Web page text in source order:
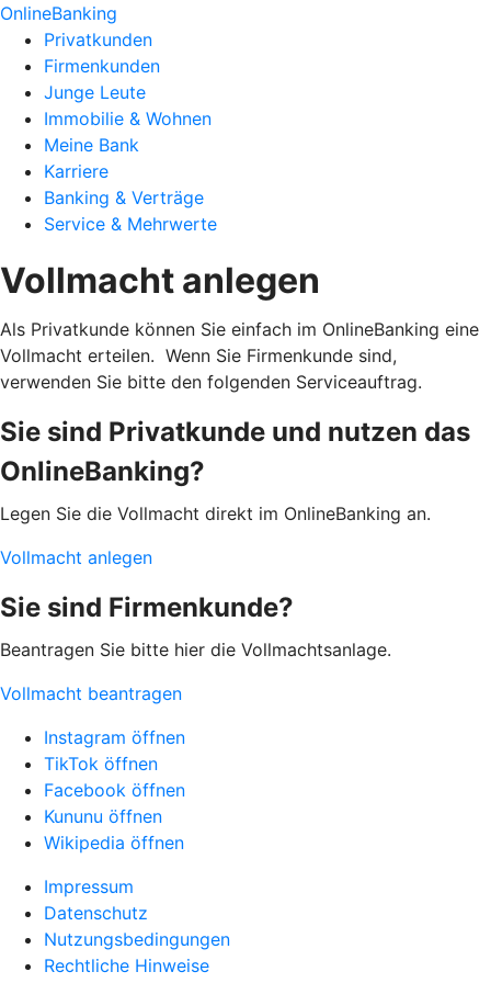
OnlineBanking
Privatkunden
Firmenkunden
Junge Leute
Immobilie & Wohnen
Meine Bank
Karriere
Banking & Verträge
Service & Mehrwerte
Vollmacht anlegen
Als Privatkunde können Sie einfach im OnlineBanking eine
Vollmacht erteilen. Wenn Sie Firmenkunde sind,
verwenden Sie bitte den folgenden Serviceauftrag.
Sie sind Privatkunde und nutzen das
OnlineBanking?
Legen Sie die Vollmacht direkt im OnlineBanking an.
Vollmacht anlegen
Sie sind Firmenkunde?
Beantragen Sie bitte hier die Vollmachtsanlage.
Vollmacht beantragen
Instagram öffnen
TikTok öffnen
Facebook öffnen
Kununu öffnen
Wikipedia öffnen
Impressum
Datenschutz
Nutzungsbedingungen
Rechtliche Hinweise